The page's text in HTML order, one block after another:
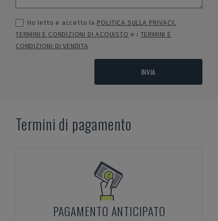
Ho letto e accetto la POLITICA SULLA PRIVACY,
TERMINI E CONDIZIONI DI ACQUISTO e i TERMINI E
CONDIZIONI DI VENDITA
INVIA
Termini di pagamento
PAGAMENTO ANTICIPATO